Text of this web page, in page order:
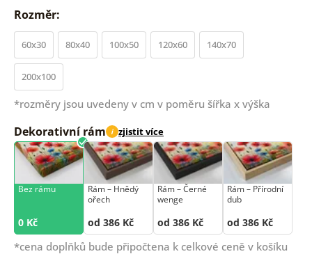
Rozměr:
60x30 80x40 100x50 120x60 140x70
200x100
*rozměry jsou uvedeny v cm v poměru šířka x výška
Dekorativní rám i zjistit více
Bez rámu
0 Kč
Rám –⁠⁠⁠⁠⁠⁠ Hnědý
ořech
od 386 Kč
Rám –⁠⁠⁠⁠⁠⁠ Černé
wenge
od 386 Kč
Rám –⁠⁠⁠⁠⁠⁠ Přírodní
dub
od 386 Kč
*cena doplňků bude připočtena k celkové ceně v košíku